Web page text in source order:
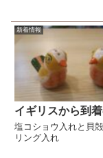
新着情報
イギリスから到
塩コショウ入れと貝
リング入れ